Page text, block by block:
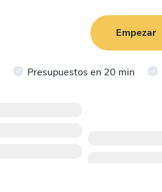
Empezar
Presupuestos en 20 min